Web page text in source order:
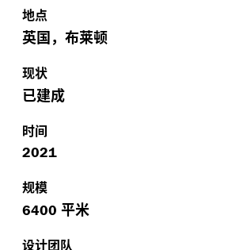
地点
英国，布莱顿
现状
已建成
时间
2021
规模
6400 平米
设计团队